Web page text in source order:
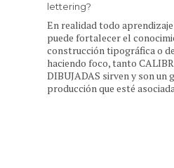
lettering?
En realidad todo
puede fortalecer el
construcción tipográfica o
haciendo foco, tanto
DIBUJADAS sirven y son un
producción que esté